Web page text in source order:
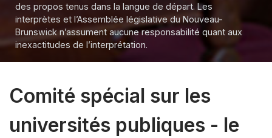
des propos tenus dans la langue de départ. Les
interprètes et l’Assemblée législative du Nouveau-
Brunswick n’assument aucune responsabilité quant aux
inexactitudes de l’interprétation.
Comité spécial sur les
universités publiques - le